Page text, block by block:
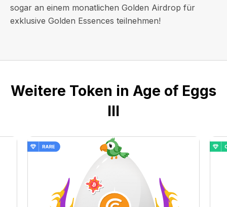
sogar an einem monatlichen Golden Airdrop für
exklusive Golden Essences teilnehmen!
Weitere Token in Age of Eggs
III